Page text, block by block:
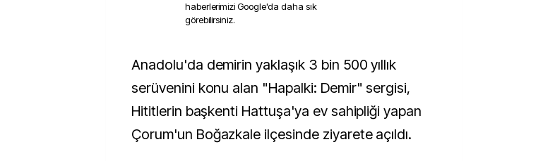
haberlerimizi Google'da daha sık
görebilirsiniz.
Anadolu'da demirin yaklaşık 3 bin 500 yıllık
serüvenini konu alan "Hapalki: Demir" sergisi,
Hititlerin başkenti Hattuşa'ya ev sahipliği yapan
Çorum'un Boğazkale ilçesinde ziyarete açıldı.